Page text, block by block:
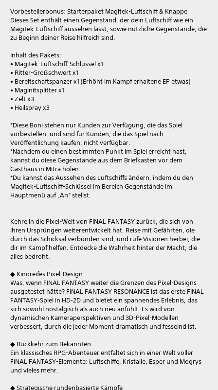
Vorbestellerbonus: Starterpaket Magitek-Luftschiff & Knappe
Dieses Set enthält einen Gegenstand, der dein Luftschiff wie ein
Magitek-Luftschiff aussehen lässt, sowie nützliche Gegenstände, die
zu Beginn deiner Reise hilfreich sind.
Inhalt des Pakets:
• Magitek-Luftschiff-Schlüssel x1
• Ritter-Großschwert x1
• Bereitschaftspanzer x1 (Erhöht im Kampf erhaltene EP etwas)
• Maginitsplitter x1
• Zelt x3
• Heilspray x3
*Diese Boni stehen nur Kunden zur Verfügung, die das Spiel
vorbestellen, und sind für Kunden, die das Spiel nach
Veröffentlichung kaufen, nicht verfügbar.
*Nachdem du einen bestimmten Punkt im Spiel erreicht hast,
kannst du diese Gegenstände aus dem Briefkasten vor dem
Gasthaus in Mitra holen.
*Du kannst das Aussehen des Luftschiffs ändern, indem du den
Magitek-Luftschiff-Schlüssel im Bereich Gegenstände im
Hauptmenü auf „An“ stellst.
Kehre in die Pixel-Welt von FINAL FANTASY zurück, die sich von
ihren Ursprüngen weiterentwickelt hat. Reise mit Gefährten, die
durch das Schicksal verbunden sind, und rufe Visionen herbei, die
dir im Kampf helfen. Entdecke die Wahrheit hinter der Macht, die
alles bedroht.
◆ Kinoreifes Pixel-Design
Was, wenn FINAL FANTASY weiter die Grenzen des Pixel-Designs
ausgetestet hätte? FINAL FANTASY RESONANCE ist das erste FINAL
FANTASY-Spiel in HD-2D und bietet ein spannendes Erlebnis, das
sich sowohl nostalgisch als auch neu anfühlt. Es wird von
dynamischen Kameraperspektiven und 3D-Pixel-Modellen
verbessert, durch die jeder Moment dramatisch und fesselnd ist.
◆ Rückkehr zum Bekannten
Ein klassisches RPG-Abenteuer entfaltet sich in einer Welt voller
FINAL FANTASY-Elemente: Luftschiffe, Kristalle, Esper und Mogrys
und vieles mehr.
◆ Strategische rundenbasierte Kämpfe